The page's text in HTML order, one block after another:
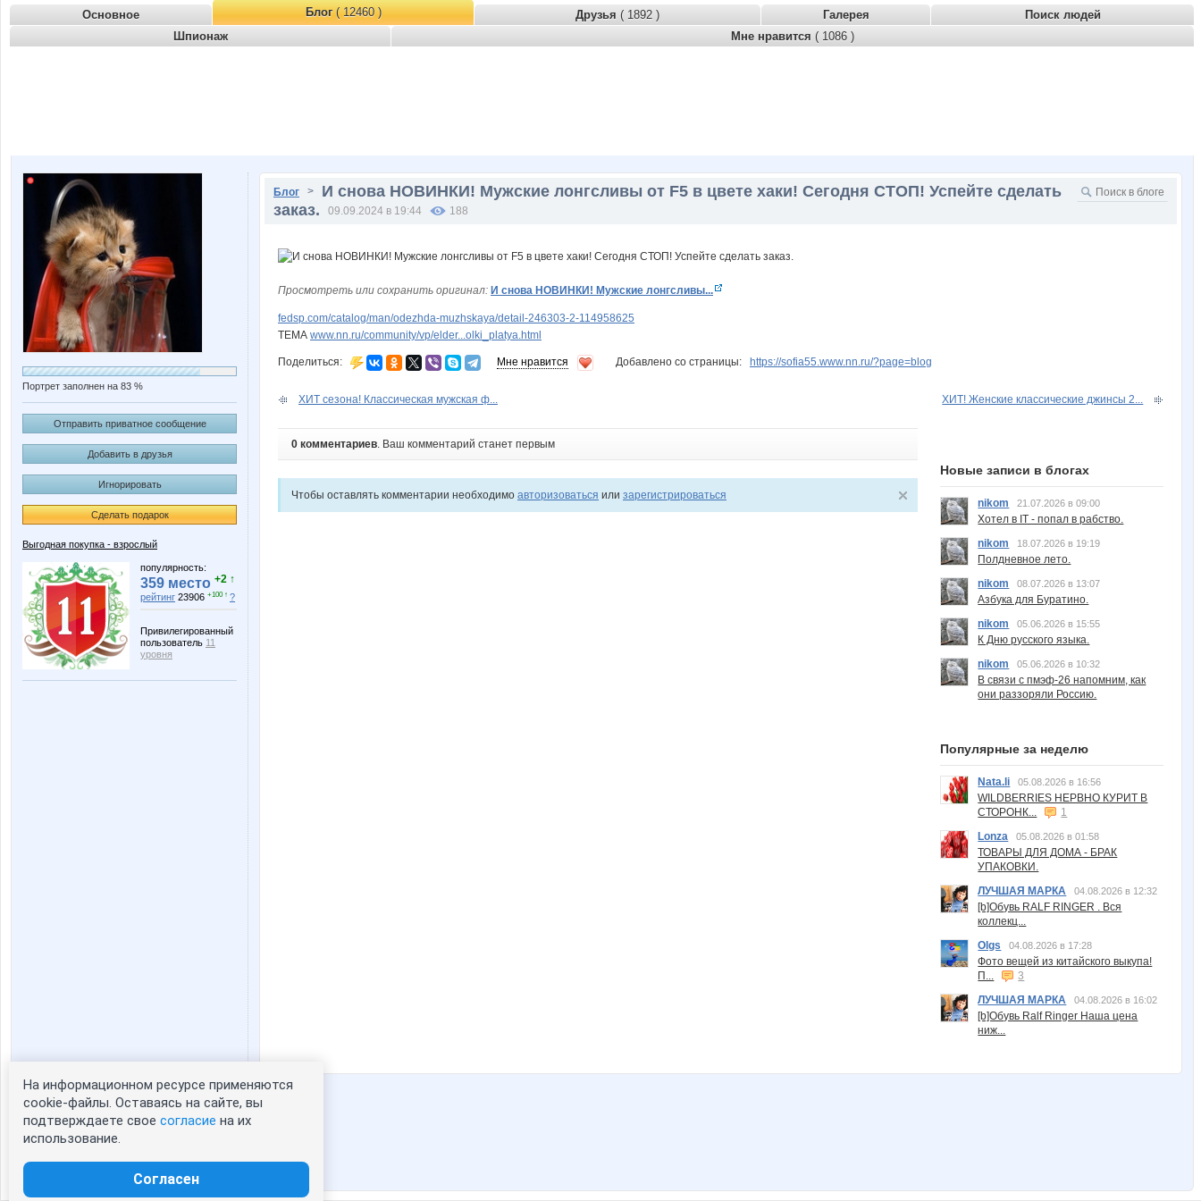
Основное Блог( 12460 ) Друзья ( 1892 ) Галерея
Поиск людей
Шпионаж
Мне нравится ( 1086 )
Портрет заполнен на 83 %
Отправить приватное сообщение
Добавить в друзья
Игнорировать
Сделать подарок
Выгодная покупка - взрослый
популярность:
359 место +2 ↑
рейтинг 23906 +100 ↑ ?
Привилегированный
пользователь 11
уровня
Статистика портрета:
сейчас просматривают портрет - 0
зарегистрированные пользователи
Блог > И снова НОВИНКИ! Мужские лонгсливы от F5 в цвете хаки! Сегодня СТОП! Успейте сделать
заказ.
09.09.2024 в 19:44 188
Просмотреть или сохранить оригинал: И снова НОВИНКИ! Мужские лонгсливы...
fedsp.com/catalog/man/odezhda-muzhskaya/detail-246303-2-114958625
ТЕМА www.nn.ru/community/vp/elder...olki_platya.html
Поделиться: Мне нравится Добавлено со страницы: https://sofia55.www.nn.ru/?page=blog
ХИТ сезона! Классическая мужская ф... ХИТ! Женские классические джинсы 2...
0 комментариев. Ваш комментарий станет первым
Чтобы оставлять комментарии необходимо авторизоваться или зарегистрироваться
Новые записи в блогах
nikom 21.07.2026 в 09:00
Хотел в IT - попал в рабство.
nikom
18.07.2026 в 19:19
Полдневное лето.
nikom
08.07.2026 в 13:07
Азбука для Буратино.
nikom
05.06.2026 в 15:55
К Дню русского языка.
nikom
05.06.2026 в 10:32
В связи с пмэф-26 напомним, как
они раззоряли Россию.
Популярные за неделю
Nata.li 05.08.2026 в 16:56
WILDBERRIES НЕРВНО КУРИТ В
СТОРОНК...
1
Lonza
05.08.2026 в 01:58
ТОВАРЫ ДЛЯ ДОМА - БРАК
УПАКОВКИ.
ЛУЧШАЯ МАРКА
04.08.2026 в 12:32
[b]Обувь RALF RINGER . Вся
коллекц...
Olgs
04.08.2026 в 17:28
Фото вещей из китайского выкупа!
П...
3
ЛУЧШАЯ МАРКА
04.08.2026 в 16:02
[b]Обувь Ralf Ringer Наша цена
ниж...
На информационном ресурсе применяются
cookie-файлы. Оставаясь на сайте, вы
подтверждаете свое согласие на их
использование.
Согласен